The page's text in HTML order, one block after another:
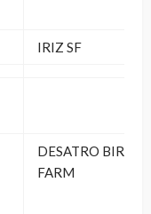
IRIZ SF
DESATRO BIRD
FARM